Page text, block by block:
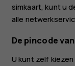
simkaart, kunt u
alle
De pincode
U kunt zelf